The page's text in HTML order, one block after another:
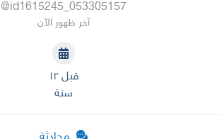
@id1615245_053305157
آخر ظهور الآن
قبل ١٢
سنة